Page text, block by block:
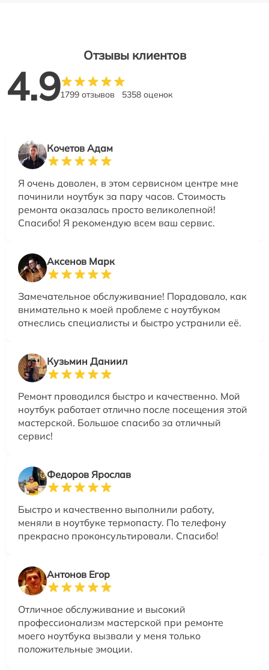
Отзывы клиентов
4.91799 отзывов 5358 оценок
Кочетов Адам
Я очень доволен, в этом сервисном центре мне
починили ноутбук за пару часов. Стоимость
ремонта оказалась просто великолепной!
Спасибо! Я рекомендую всем ваш сервис.
Аксенов Марк
Замечательное обслуживание! Порадовало, как
внимательно к моей проблеме с ноутбуком
отнеслись специалисты и быстро устранили её.
Кузьмин Даниил
Ремонт проводился быстро и качественно. Мой
ноутбук работает отлично после посещения этой
мастерской. Большое спасибо за отличный
сервис!
Федоров Ярослав
Быстро и качественно выполнили работу,
меняли в ноутбуке термопасту. По телефону
прекрасно проконсультировали. Спасибо!
Антонов Егор
Отличное обслуживание и высокий
профессионализм мастерской при ремонте
моего ноутбука вызвали у меня только
положительные эмоции.